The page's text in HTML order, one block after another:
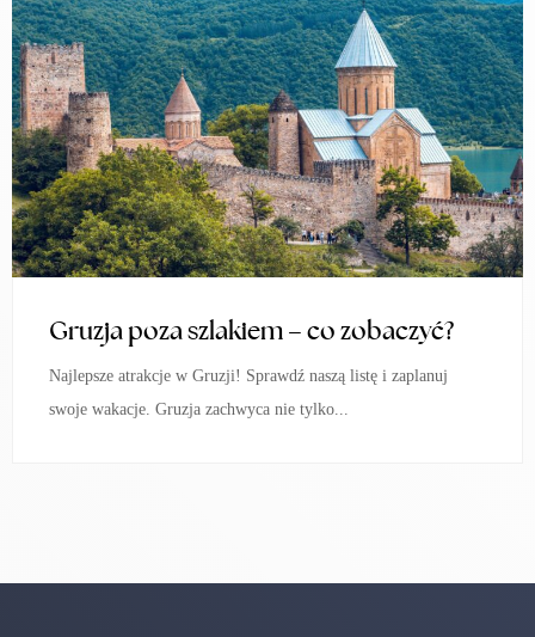
Gruzja poza szlakiem – co zobaczyć?
Najlepsze atrakcje w Gruzji! Sprawdź naszą listę i zaplanuj
swoje wakacje. Gruzja zachwyca nie tylko...